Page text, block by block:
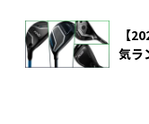
【
気ラ